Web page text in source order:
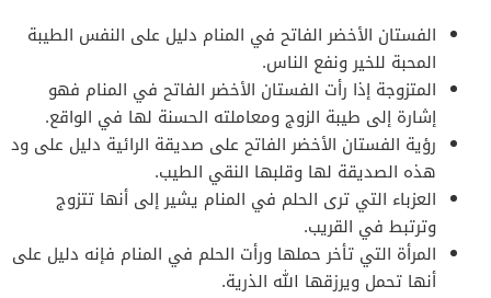
الفستان الأخضر الفاتح في المنام دليل على النفس الطيبة
المحبة للخير ونفع الناس.
المتزوجة إذا رأت الفستان الأخضر الفاتح في المنام فهو
إشارة إلى طيبة الزوج ومعاملته الحسنة لها في الواقع.
رؤية الفستان الأخضر الفاتح على صديقة الرائية دليل على ود
هذه الصديقة لها وقلبها النقي الطيب.
العزباء التي ترى الحلم في المنام يشير إلى أنها تتزوج
وترتبط في القريب.
المرأة التي تأخر حملها ورأت الحلم في المنام فإنه دليل على
أنها تحمل ويرزقها الله الذرية.